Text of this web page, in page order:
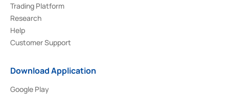
Trading Platform
Research
Help
Customer Support
Download Application
Google Play